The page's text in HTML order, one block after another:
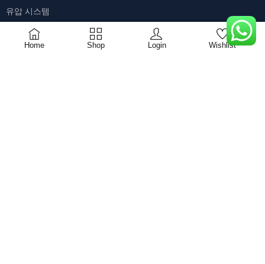
Home Shop Login Wishlist
0
유압 시스템
군수 산업
도시 건설